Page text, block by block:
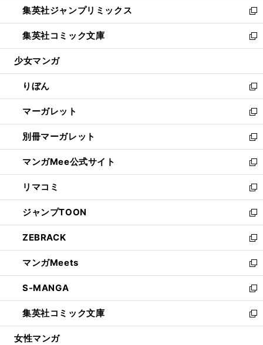
く
で
開
く
ド
ウ
で
開
ィ
ン
ド
ウ
開
く
い
ウ
ィ
ン
ウ
で
開
く
集英社ジャンプリミックス
新
し
い
ウ
ン
ド
ウ
で
開
く
集英社コミック文庫
新
し
ウ
ィ
ン
ド
ウ
で
開
く
少女マンガ
りぼん
新
し
い
ウ
ィ
ン
ド
ウ
で
開
く
マーガレット
新
し
い
ウ
ィ
ン
ド
ウ
で
開
く
別冊マーガレット
新
し
い
ウ
ィ
ン
ド
ウ
で
開
く
マンガMee公式サイト
新
し
い
ウ
ィ
ン
ド
ウ
で
開
く
リマコミ
新
し
い
ウ
ィ
ン
ド
ウ
で
開
く
ジャンプTOON
新
し
い
ウ
ィ
ン
ド
ウ
で
開
ZEBRACK
新
し
い
ウ
ィ
ン
ド
ウ
マンガMeets
新
し
い
ウ
ィ
ン
S-MANGA
新
し
い
ウ
集英社コミック文庫
新
し
女性マンガ